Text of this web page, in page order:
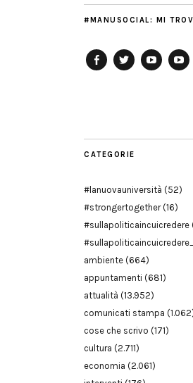
#MANUSOCIAL: MI
CATEGORIE
#lanuovauniversità (52)
#strongertogether(16)
#sullapoliticaincuicredere
ambiente (664)
appuntamenti (681)
attualità (13.952)
comunicati stampa
cose che scrivo (171)
cultura (2.711)
economia (2.061)